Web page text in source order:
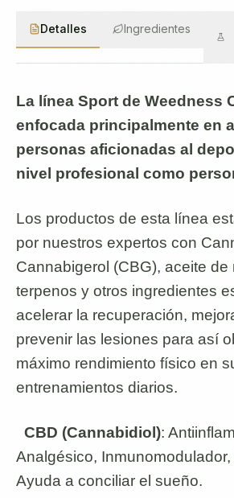
Detalles Ingredientes
La línea Sport de Weedness
enfocada principalmente en
personas aficionadas al
nivel profesional como
Los productos de esta línea
por nuestros expertos con
Cannabigerol (CBG), aceite de
terpenos y otros ingredientes
acelerar la recuperación,
prevenir las lesiones para así
máximo rendimiento físico en
entrenamientos diarios.
CBD (Cannabidiol):
Analgésico,
Ayuda a conciliar el sueño.